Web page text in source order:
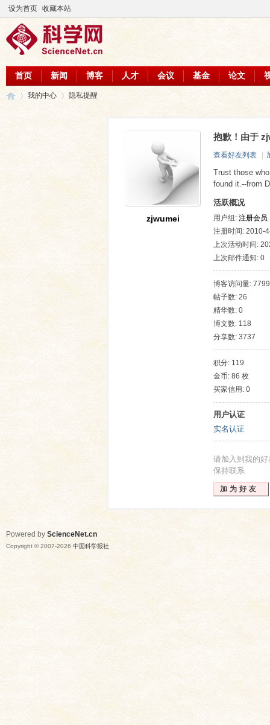
设为首页 收藏本站
首页 新闻 博客 人才 会议 基金 论文
我的中心 隐私提醒
zjwumei
抱歉！由于
查看好友列表
Trust those
found it.--from
活跃概况
用户组: 注册会员
注册时间: 2010-
上次活动时间:
上次邮件通知: 0
博客访问量:
帖子数: 26
精华数: 0
博文数: 118
分享数: 3737
积分: 119
金币: 86 枚
买家信用: 0
用户认证
实名认证
请加入到我的
保持联系
加为好友
Powered by ScienceNet.cn
Copyright © 2007-2026 中国科学报社